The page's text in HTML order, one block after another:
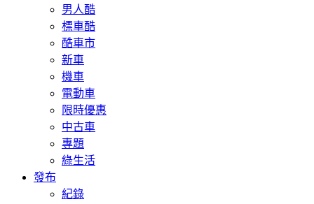
男人酷
標車酷
酷車市
新車
機車
電動車
限時優惠
中古車
專題
綠生活
發布
紀錄